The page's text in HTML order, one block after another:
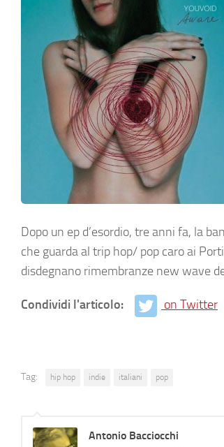
Dopo un ep d’esordio, tre anni fa, la
che guarda al trip hop/ pop caro ai
disdegnano rimembranze new wave
Condividi l'articolo: on Twitter
Tag: hip hop indie italiani pop
Antonio Bacciocchi